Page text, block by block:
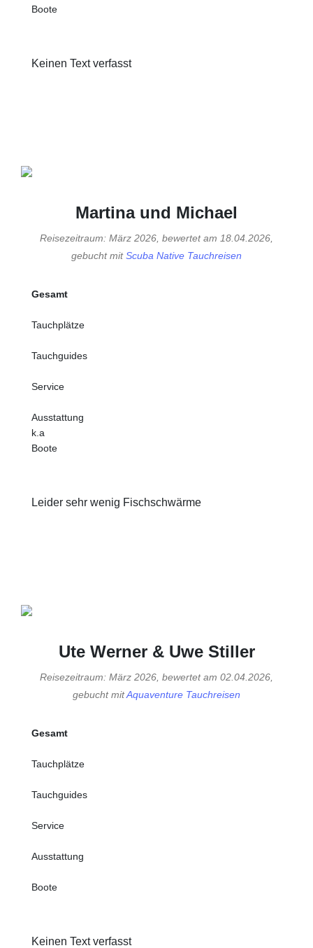
Boote
Keinen Text verfasst
Martina und Michael
Reisezeitraum: März 2026, bewertet am 18.04.2026,
gebucht mitScuba Native Tauchreisen
Gesamt
Tauchplätze
Tauchguides
Service
Ausstattung
k.a
Boote
Leider sehr wenig Fischschwärme
Ute Werner & Uwe Stiller
Reisezeitraum: März 2026, bewertet am 02.04.2026,
gebucht mitAquaventure Tauchreisen
Gesamt
Tauchplätze
Tauchguides
Service
Ausstattung
Boote
Keinen Text verfasst